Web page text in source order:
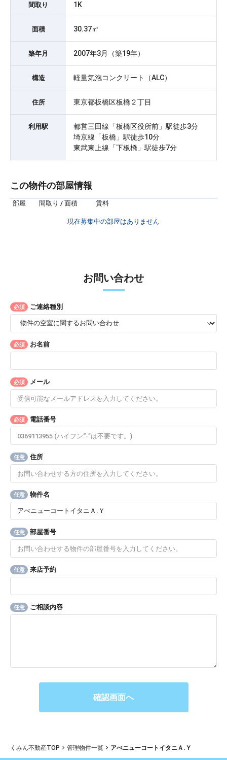
間取り 1K
面積 30.37㎡
築年月 2007年3月（築19年）
構造 軽量気泡コンクリート（ALC）
住所 東京都板橋区板橋２丁目
利用駅
都営三田線「板橋区役所前」駅徒歩3分
埼京線「板橋」駅徒歩10分
東武東上線「下板橋」駅徒歩7分
この物件の部屋情報
部屋 間取り / 面積 賃料
現在募集中の部屋はありません
お問い合わせ
必須 ご連絡種別
必須 お名前
必須 メール
必須 電話番号
任意 住所
任意 物件名
任意 部屋番号
任意 来店予約
任意 ご相談内容
くみん不動産TOP 管理物件一覧 アべニューコートイタニＡ.Ｙ